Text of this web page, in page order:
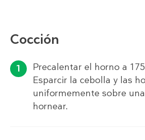
Cocción
Precalentar el horno a
Esparcir la cebolla y las
uniformemente sobre
hornear.